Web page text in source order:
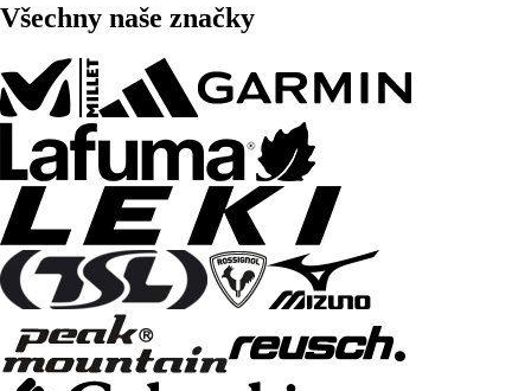
Všechny naše značky